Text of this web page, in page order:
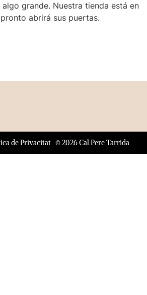
grande. Nuestra tienda está en
abrirá sus puertas.
© 2026 Cal Pere Tarrida
de Privacitat